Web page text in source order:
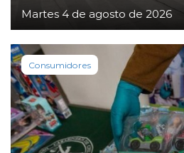
Martes 4 de agosto de 2026
Consumidores